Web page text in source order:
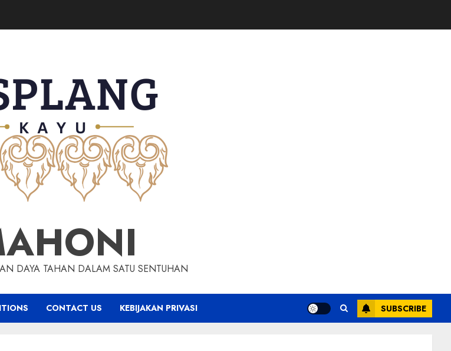
DAYA TAHAN DALAM SATU SENTUHAN
CONTACT US KEBIJAKAN PRIVASI SUBSCRIBE